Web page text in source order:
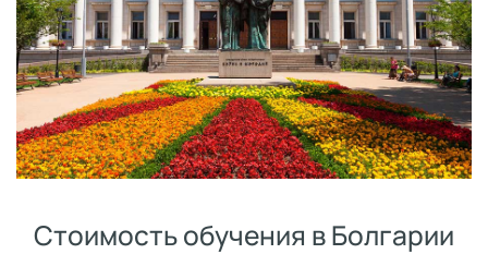
Стоимость обучения в Болгарии